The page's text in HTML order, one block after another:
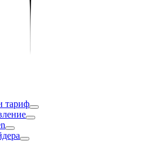
тариф